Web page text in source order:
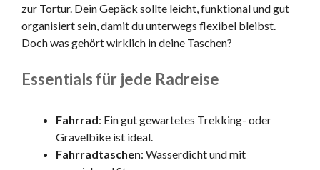
zur Tortur. Dein Gepäck sollte leicht, funktional und gut
organisiert sein, damit du unterwegs flexibel bleibst.
Doch was gehört wirklich in deine Taschen?
Essentials für jede Radreise
Fahrrad: Ein gut gewartetes Trekking- oder
Gravelbike ist ideal.
Fahrradtaschen: Wasserdicht und mit